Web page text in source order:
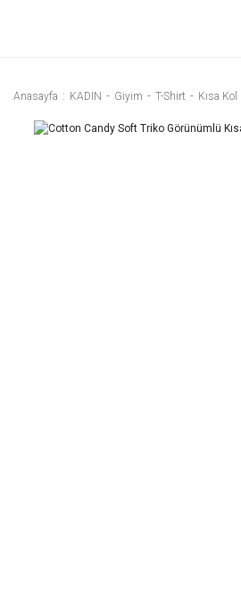
Anasayfa KADIN Giyim T-Shirt Kısa Kol